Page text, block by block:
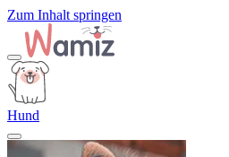
Zum Inhalt springen
Hund